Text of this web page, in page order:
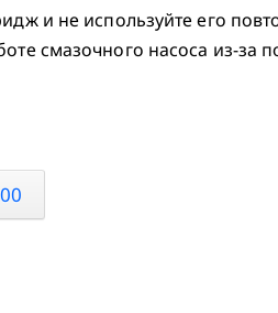
и не используйте его
смазочного насоса из-за